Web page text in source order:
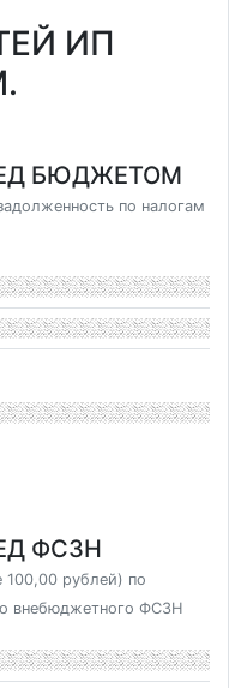
ИП
БЮДЖЕТОМ
по налогам
ФСЗН
100,00 рублей) по
внебюджетного ФСЗН